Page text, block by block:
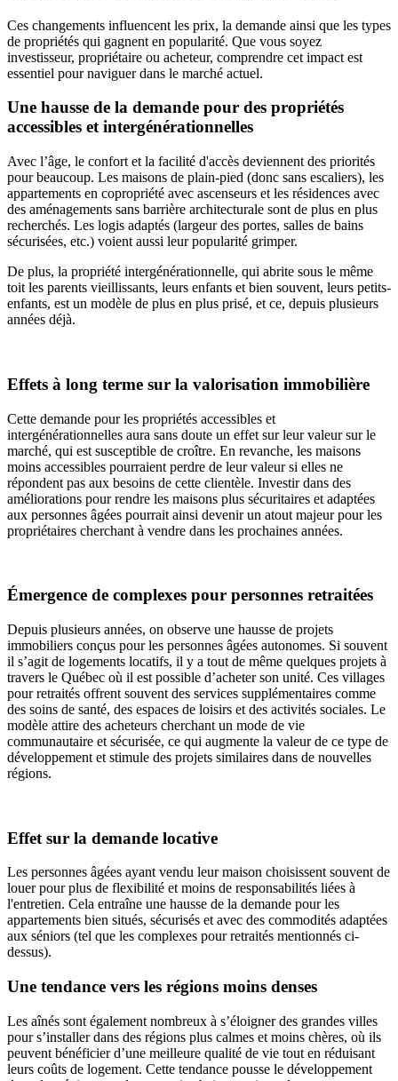
Ces changements influencent les prix, la demande ainsi que les types
de propriétés qui gagnent en popularité. Que vous soyez
investisseur, propriétaire ou acheteur, comprendre cet impact est
essentiel pour naviguer dans le marché actuel.
Une hausse de la demande pour des propriétés
accessibles et intergénérationnelles
Avec l’âge, le confort et la facilité d'accès deviennent des priorités
pour beaucoup. Les maisons de plain-pied (donc sans escaliers), les
appartements en copropriété avec ascenseurs et les résidences avec
des aménagements sans barrière architecturale sont de plus en plus
recherchés. Les logis adaptés (largeur des portes, salles de bains
sécurisées, etc.) voient aussi leur popularité grimper.
De plus, la propriété intergénérationnelle, qui abrite sous le même
toit les parents vieillissants, leurs enfants et bien souvent, leurs petits-
enfants, est un modèle de plus en plus prisé, et ce, depuis plusieurs
années déjà.
Effets à long terme sur la valorisation immobilière
Cette demande pour les propriétés accessibles et
intergénérationnelles aura sans doute un effet sur leur valeur sur le
marché, qui est susceptible de croître. En revanche, les maisons
moins accessibles pourraient perdre de leur valeur si elles ne
répondent pas aux besoins de cette clientèle. Investir dans des
améliorations pour rendre les maisons plus sécuritaires et adaptées
aux personnes âgées pourrait ainsi devenir un atout majeur pour les
propriétaires cherchant à vendre dans les prochaines années.
Émergence de complexes pour personnes retraitées
Depuis plusieurs années, on observe une hausse de projets
immobiliers conçus pour les personnes âgées autonomes. Si souvent
il s’agit de logements locatifs, il y a tout de même quelques projets à
travers le Québec où il est possible d’acheter son unité. Ces villages
pour retraités offrent souvent des services supplémentaires comme
des soins de santé, des espaces de loisirs et des activités sociales. Le
modèle attire des acheteurs cherchant un mode de vie
communautaire et sécurisée, ce qui augmente la valeur de ce type de
développement et stimule des projets similaires dans de nouvelles
régions.
Effet sur la demande locative
Les personnes âgées ayant vendu leur maison choisissent souvent de
louer pour plus de flexibilité et moins de responsabilités liées à
l'entretien. Cela entraîne une hausse de la demande pour les
appartements bien situés, sécurisés et avec des commodités adaptées
aux séniors (tel que les complexes pour retraités mentionnés ci-
dessus).
Une tendance vers les régions moins denses
Les aînés sont également nombreux à s’éloigner des grandes villes
pour s’installer dans des régions plus calmes et moins chères, où ils
peuvent bénéficier d’une meilleure qualité de vie tout en réduisant
leurs coûts de logement. Cette tendance pousse le développement